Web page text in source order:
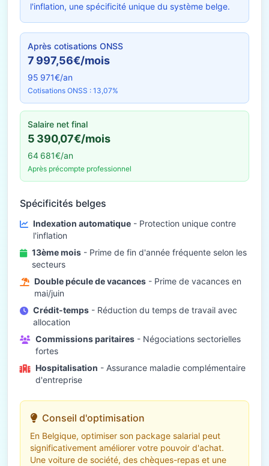
l'inflation, une spécificité unique du système belge.
Après cotisations ONSS
7 997,56€/mois
95 971€/an
Cotisations ONSS : 13,07%
Salaire net final
5 390,07€/mois
64 681€/an
Après précompte professionnel
Spécificités belges
Indexation automatique - Protection unique contre
l'inflation
13ème mois - Prime de fin d'année fréquente selon les
secteurs
Double pécule de vacances - Prime de vacances en
mai/juin
Crédit-temps - Réduction du temps de travail avec
allocation
Commissions paritaires - Négociations sectorielles
fortes
Hospitalisation - Assurance maladie complémentaire
d'entreprise
Conseil d'optimisation
En Belgique, optimiser son package salarial peut
significativement améliorer votre pouvoir d'achat.
Une voiture de société, des chèques-repas et une